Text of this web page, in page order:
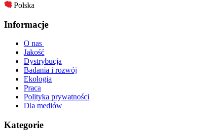
Polska
Informacje
O nas
Jakość
Dystrybucja
Badania i rozwój
Ekologia
Praca
Polityka prywatności
Dla mediów
Kategorie